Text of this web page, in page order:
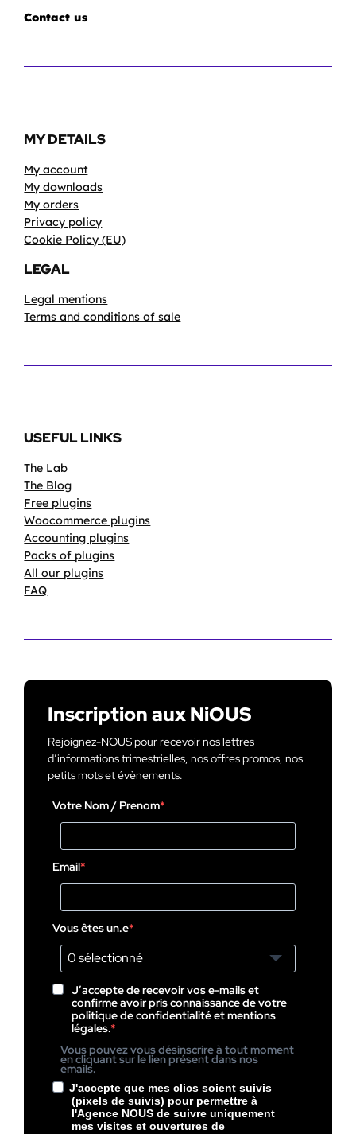
Contact us
MY DETAILS
My account
My downloads
My orders
Privacy policy
Cookie Policy (EU)
LEGAL
Legal mentions
Terms and conditions of sale
USEFUL LINKS
The Lab
The Blog
Free plugins
Woocommerce plugins
Accounting plugins
Packs of plugins
All our plugins
FAQ
Inscription aux NiOUS
Rejoignez-NOUS pour recevoir nos lettres
d’informations trimestrielles, nos offres promos, nos
petits mots et évènements.
Votre Nom / Prenom
Email
Vous êtes un.e
0 sélectionné
J’accepte de recevoir vos e-mails et
confirme avoir pris connaissance de votre
politique de confidentialité et mentions
légales.
Vous pouvez vous désinscrire à tout moment
en cliquant sur le lien présent dans nos
emails.
J'accepte que mes clics soient suivis
(pixels de suivis) pour permettre à
l'Agence NOUS de suivre uniquement
mes visites et ouvertures de